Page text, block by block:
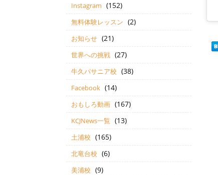
Instagram (152)
無料体験レッスン (2)
お知らせ (21)
世界への挑戦 (27)
牛久パサニア校 (38)
Facebook (14)
おもしろ動画 (167)
KCJNews一覧 (13)
土浦校 (165)
北竜台校 (6)
美浦校 (9)